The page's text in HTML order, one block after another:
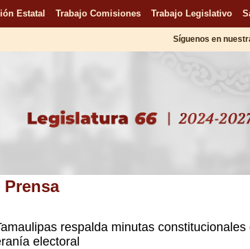
Estatal Trabajo Comisiones Trabajo Legislativo
Síguenos en
respalda minutas
electoral